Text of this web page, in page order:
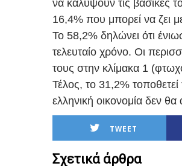
να καλύψουν τις βασικές
16,4% που μπορεί να ζει
Το 58,2% δηλώνει ότι
τελευταίο χρόνο. Οι
τους στην κλίμακα 1
Τέλος, το 31,2%
ελληνική οικονομία δεν
TWEET
Σχετικά άρθρα